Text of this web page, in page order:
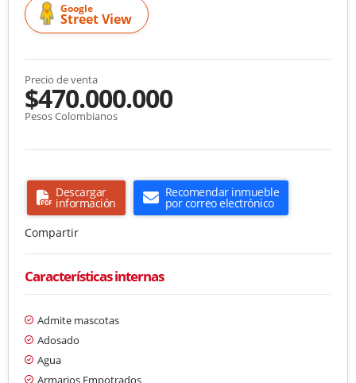
Google
Street View
Precio de venta
$470.000.000
Pesos Colombianos
Descargar
información
Recomendar inmueble
por correo electrónico
Compartir
Características internas
Admite mascotas
Adosado
Agua
Armarios Empotrados